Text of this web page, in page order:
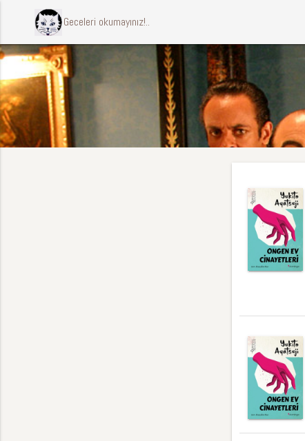
ccccci Geceleri okumayınız!..